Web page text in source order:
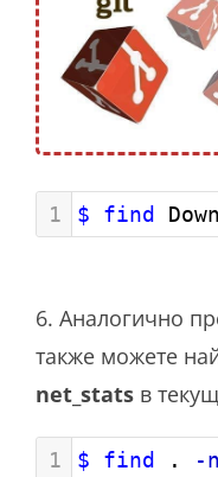
1 $ find
6. Аналогично
также можете
net_stats в
1 $ find . -